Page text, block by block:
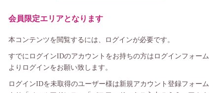
会員限定エリアとなります
本コンテンツを閲覧するには、ログインが必要です。
すでにログインIDのアカウントをお持ちの方はログインフォーム
よりログインをお願い致します。
ログインIDを未取得のユーザー様は新規アカウント登録フォーム